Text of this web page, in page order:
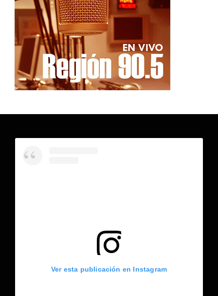
Ver esta publicación en Instagram